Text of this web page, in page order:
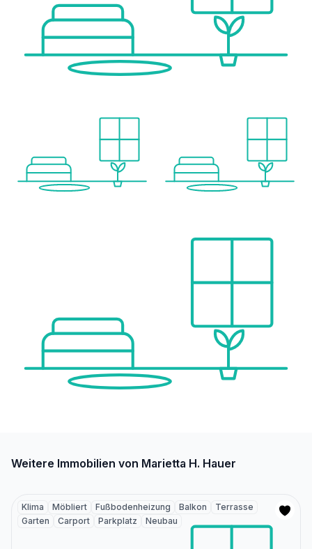
Weitere Immobilien von Marietta H. Hauer
Klima Möbliert Fußbodenheizung Balkon
Terrasse
Garten
Carport Parkplatz Neubau